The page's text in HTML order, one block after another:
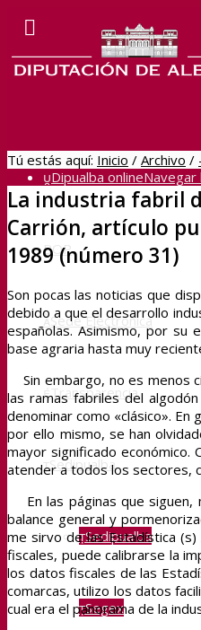
Dipualba onlineNavegar
BOP
Sede Electrónica
Transparencia
Sedipualba
Sedipualba
Segex
Tú estás aquí: Inicio / Archivo /
La industria fabril
Carrión, artículo
1989 (número 31)
Son pocas las noticias que
debido a que el desarrollo
españolas. Asimismo, por su
base agraria hasta muy
Sin embargo, no es menos
las ramas fabriles del
denominar como «clásico».
por ello mismo, se han
mayor significado económico.
atender a todos los sectores,
En las páginas que siguen,
balance general y
me sirvo de las Estadística
fiscales, puede calibrarse la
los datos fiscales de las
comarcas, utilizo los datos
cual era el panorama de la